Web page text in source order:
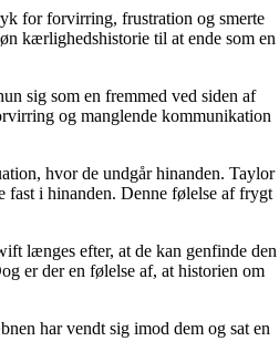
for forvirring, frustration og smerte
kærlighedshistorie til at ende som en
sig som en fremmed ved siden af
og manglende kommunikation
hvor de undgår hinanden. Taylor
fast i hinanden. Denne følelse af frygt
længes efter, at de kan genfinde den
er der en følelse af, at historien om
har vendt sig imod dem og sat en